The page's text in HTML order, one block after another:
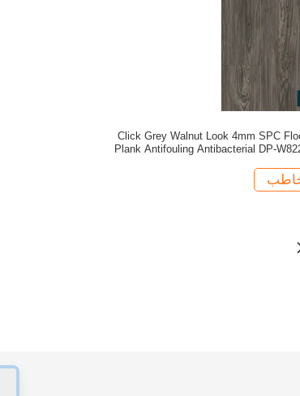
Click Grey Walnut Look 4mm SPC
Plank Antifouling Antibacterial DP-